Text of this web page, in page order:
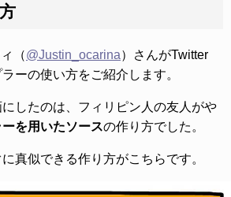
（@Justin_ocarina）さんがTwitter
ーの使い方をご紹介します。
したのは、フィリピン人の友人がや
を用いたソースの作り方でした。
真似できる作り方がこちらです。